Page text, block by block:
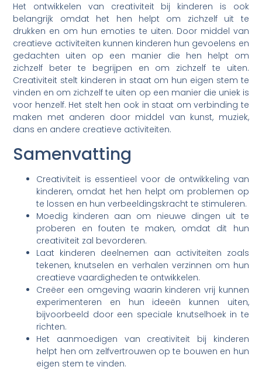
Het ontwikkelen van creativiteit bij kinderen is ook
belangrijk omdat het hen helpt om zichzelf uit te
drukken en om hun emoties te uiten. Door middel van
creatieve activiteiten kunnen kinderen hun gevoelens en
gedachten uiten op een manier die hen helpt om
zichzelf beter te begrijpen en om zichzelf te uiten.
Creativiteit stelt kinderen in staat om hun eigen stem te
vinden en om zichzelf te uiten op een manier die uniek is
voor henzelf. Het stelt hen ook in staat om verbinding te
maken met anderen door middel van kunst, muziek,
dans en andere creatieve activiteiten.
Samenvatting
Creativiteit is essentieel voor de ontwikkeling van
kinderen, omdat het hen helpt om problemen op
te lossen en hun verbeeldingskracht te stimuleren.
Moedig kinderen aan om nieuwe dingen uit te
proberen en fouten te maken, omdat dit hun
creativiteit zal bevorderen.
Laat kinderen deelnemen aan activiteiten zoals
tekenen, knutselen en verhalen verzinnen om hun
creatieve vaardigheden te ontwikkelen.
Creëer een omgeving waarin kinderen vrij kunnen
experimenteren en hun ideeën kunnen uiten,
bijvoorbeeld door een speciale knutselhoek in te
richten.
Het aanmoedigen van creativiteit bij kinderen
helpt hen om zelfvertrouwen op te bouwen en hun
eigen stem te vinden.